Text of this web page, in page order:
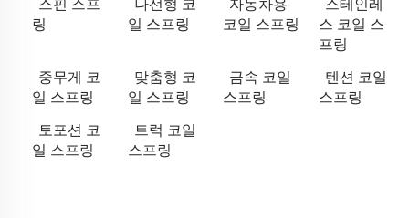
스핀 스프
링
나선형 코
일 스프링
자동차용
코일 스프링
스테인레
스 코일 스
프링
중무게 코
일 스프링
맞춤형 코
일 스프링
금속 코일
스프링
텐션 코일
스프링
토포션 코
일 스프링
트럭 코일
스프링